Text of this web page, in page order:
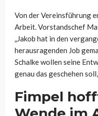
Von der Vereinsführung
Arbeit. Vorstandschef
„Jakob hat in den
herausragenden Job
Schalke wollen seine
genau das geschehen
Fimpel